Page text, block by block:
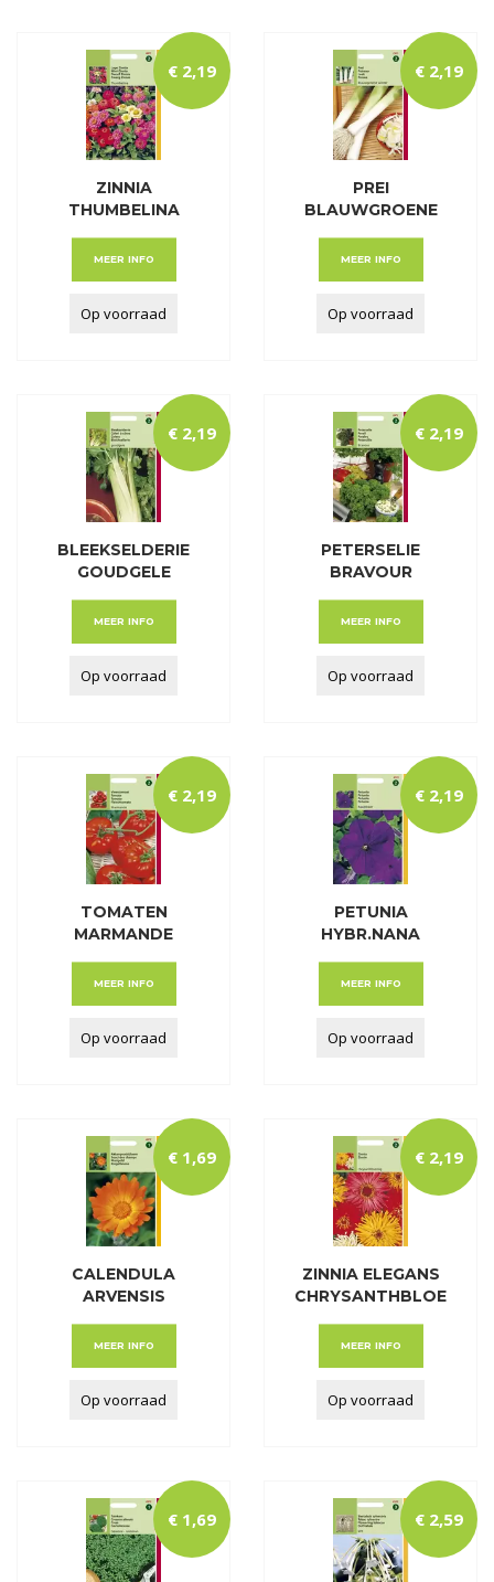
ZINNIA
THUMBELINA
€ 2,19
MEER INFO
Op voorraad
PREI
BLAUWGROENE
€ 2,19
MEER INFO
Op voorraad
BLEEKSELDERIE
GOUDGELE
€ 2,19
MEER INFO
Op voorraad
PETERSELIE
BRAVOUR
€ 2,19
MEER INFO
Op voorraad
TOMATEN
MARMANDE
€ 2,19
MEER INFO
Op voorraad
PETUNIA
HYBR.NANA
€ 2,19
MEER INFO
Op voorraad
CALENDULA
ARVENSIS
EM
€ 1,69
MEER INFO
Op voorraad
ZINNIA ELEGANS
CHRYSANTHBLOE
€ 2,19
MEER INFO
Op voorraad
€ 1,69 € 2,59